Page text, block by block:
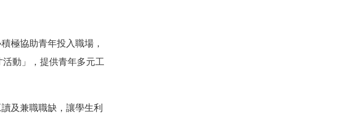
極協助青年投入職場，
動」，提供青年多元工
及兼職職缺，讓學生利